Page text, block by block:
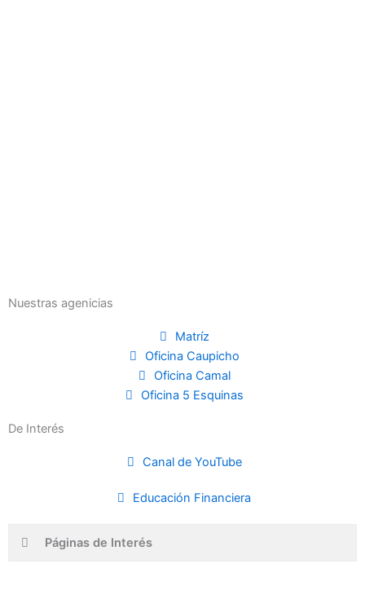
Nuestras agenicias
Matríz
Oficina Caupicho
Oficina Camal
Oficina 5 Esquinas
De Interés
Canal de YouTube
Educación Financiera
Páginas de Interés